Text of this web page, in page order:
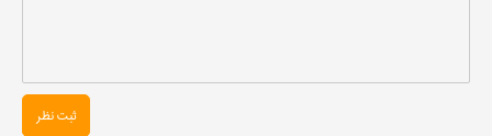
ثبت نظر